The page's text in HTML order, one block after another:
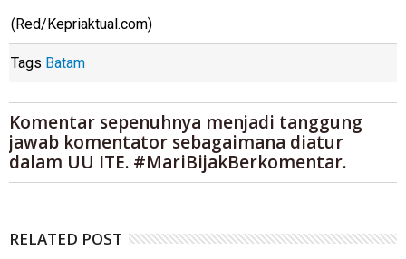
(Red/Kepriaktual.com)
Tags Batam
Komentar sepenuhnya menjadi tanggung
jawab komentator sebagaimana diatur
dalam UU ITE. #MariBijakBerkomentar.
RELATED POST